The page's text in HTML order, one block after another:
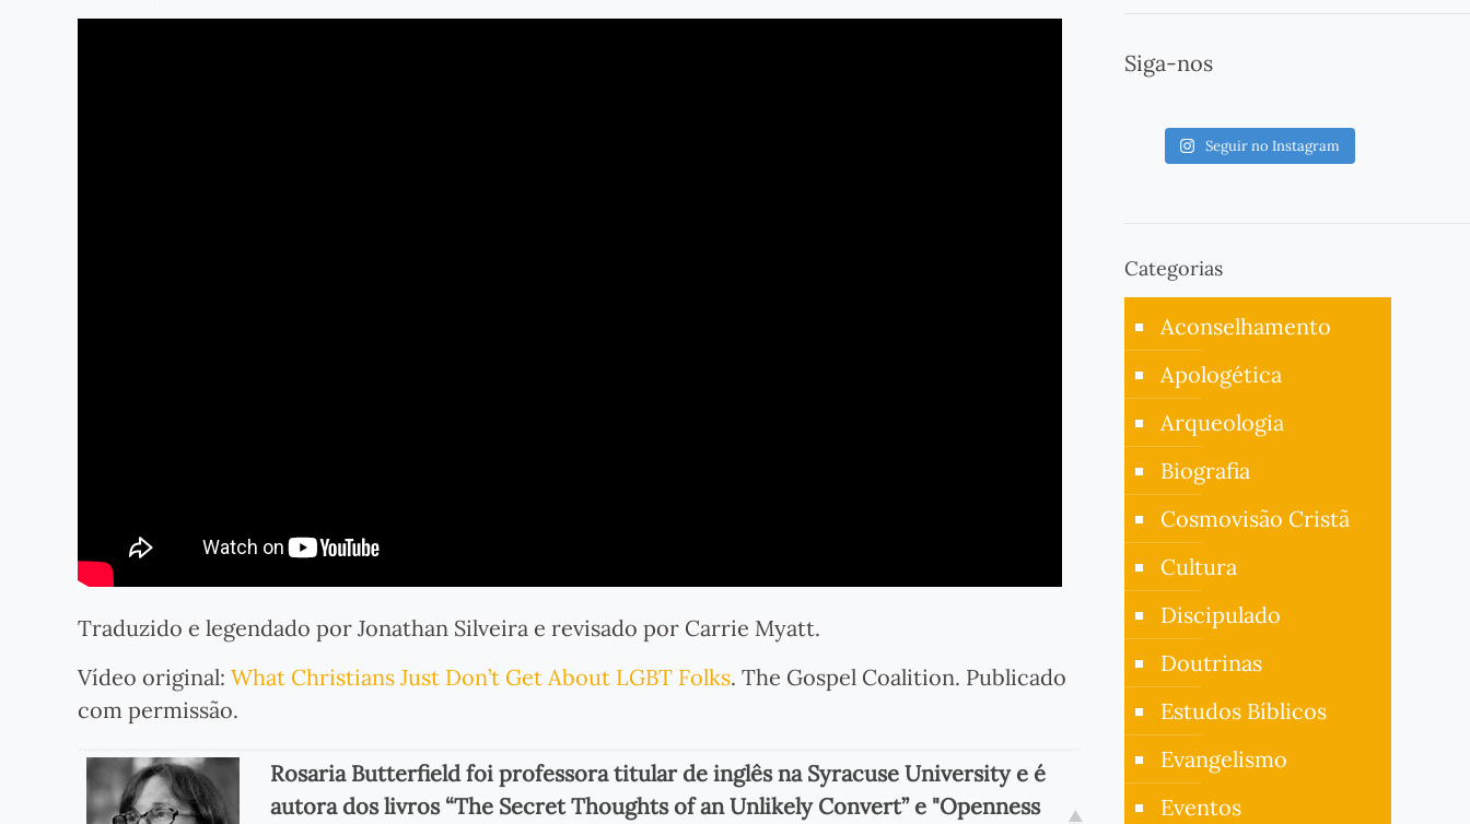
Traduzido e legendado por Jonathan Silveira e revisado por Carrie Myatt.
Vídeo original:What Christians Just Don’t Get About LGBT Folks. The Gospel Coalition. Publicado
com permissão.
Rosaria Butterfield foi professora titular de inglês na Syracuse University e é
autora dos livros “The Secret Thoughts of an Unlikely Convert” e "Openness
Siga-nos
Seguir no Instagram
Categorias
Aconselhamento
Apologética
Arqueologia
Biografia
Cosmovisão Cristã
Cultura
Discipulado
Doutrinas
Estudos Bíblicos
Evangelismo
Eventos